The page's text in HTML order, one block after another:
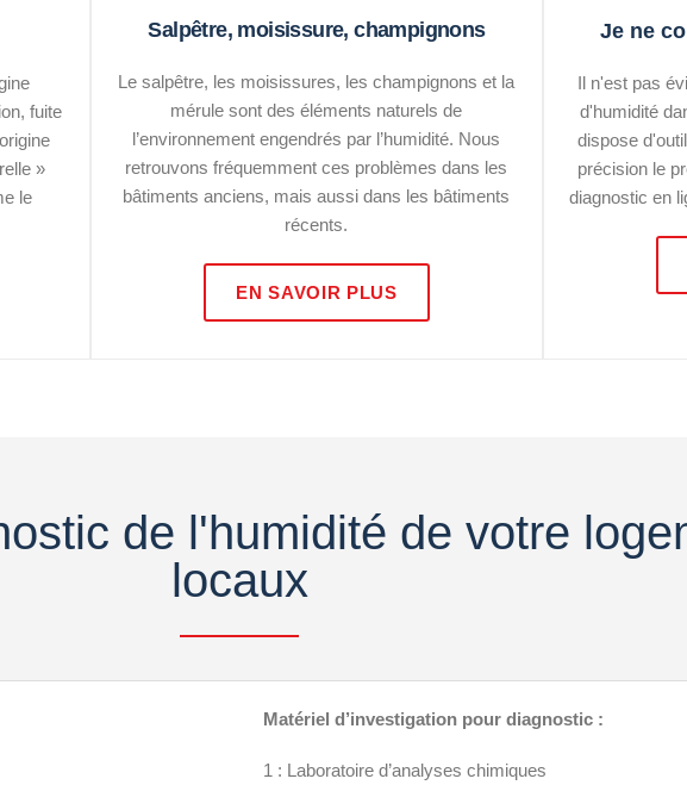
fuite
»
le
Salpêtre, moisissure, champignons
Le salpêtre, les moisissures, les champignons et la
mérule sont des éléments naturels de
l’environnement engendrés par l’humidité. Nous
retrouvons fréquemment ces problèmes dans les
bâtiments anciens, mais aussi dans les bâtiments
récents.
EN SAVOIR PLUS
Je ne
Il n'est pas
d'humidité
dispose
précision le
diagnostic en
de l'humidité de votre
locaux
Matériel d’investigation pour diagnostic :
1 : Laboratoire d’analyses chimiques